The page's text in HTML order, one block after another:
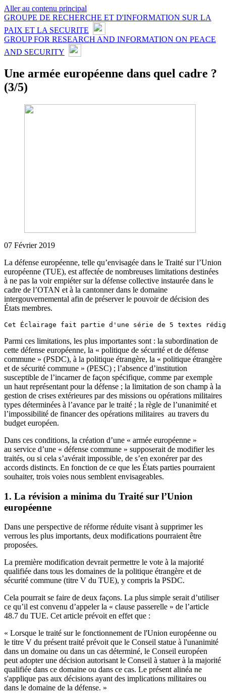
Aller au contenu principal
GROUPE DE RECHERCHE ET D'INFORMATION SUR LA
PAIX ET LA SECURITE
GROUP FOR RESEARCH AND INFORMATION ON PEACE
AND SECURITY
Une armée européenne dans quel cadre ?
(3/5)
07 Février 2019
La défense européenne, telle qu’envisagée dans le Traité sur l’Union
européenne (TUE), est affectée de nombreuses limitations destinées
à ne pas la voir empiéter sur la défense collective instaurée dans le
cadre de l’OTAN et à la cantonner dans le domaine
intergouvernemental afin de préserver le pouvoir de décision des
États membres.
Cet Éclairage fait partie d'une série de 5 textes
Parmi ces limitations, les plus importantes sont : la subordination de
cette défense européenne, la « politique de sécurité et de défense
commune » (PSDC), à la politique étrangère, la « politique étrangère
et de sécurité commune » (PESC) ; l’absence d’institution
susceptible de l’incarner de façon spécifique, comme par exemple
un haut représentant pour la défense ; la limitation de son champ à la
gestion de crises extérieures par des missions ou opérations militaires
types déterminées à l’avance par le traité ; la règle de l’unanimité et
l’impossibilité de financer des opérations militaires au travers du
budget européen.
Dans ces conditions, la création d’une « armée européenne »
au service d’une « défense commune » supposerait de modifier les
traités, ou si cela s’avérait impossible, de s’en exonérer par des
accords distincts. En fonction de ce que les États parties pourraient
souhaiter, trois voies nous semblent envisageables.
1. La révision a minima du Traité sur l’Union
européenne
Dans une perspective de réforme réduite visant à supprimer les
verrous les plus importants, deux modifications pourraient être
proposées.
La première modification devrait permettre le vote à la majorité
qualifiée dans tous les domaines de la politique étrangère et de
sécurité commune (titre V du TUE), y compris la PSDC.
Cela pourrait se faire de deux façons. La plus simple serait d’utiliser
ce qu’il est convenu d’appeler la « clause passerelle » de l’article
48.7 du TUE. Cet article prévoit en effet que :
« Lorsque le traité sur le fonctionnement de l'Union européenne ou
le titre V du présent traité prévoit que le Conseil statue à l'unanimité
dans un domaine ou dans un cas déterminé, le Conseil européen
peut adopter une décision autorisant le Conseil à statuer à la majorité
qualifiée dans ce domaine ou dans ce cas. Le présent alinéa ne
s'applique pas aux décisions ayant des implications militaires ou
dans le domaine de la défense. »